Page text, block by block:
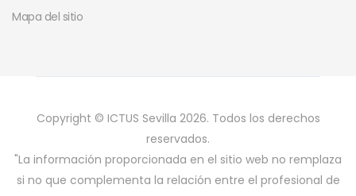
Mapa del sitio
Copyright © ICTUS Sevilla 2026. Todos los derechos
reservados.
"La información proporcionada en el sitio web no remplaza
si no que complementa la relación entre el profesional de